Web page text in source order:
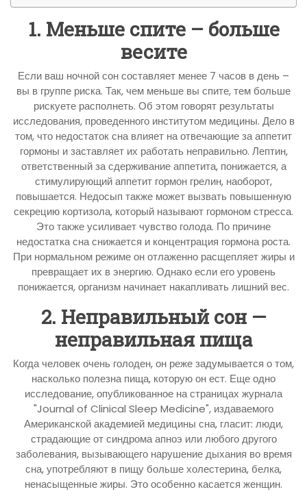
1. Меньше спите – больше
весите
Если ваш ночной сон составляет менее 7 часов в день –
вы в группе риска. Так, чем меньше вы спите, тем больше
рискуете располнеть. Об этом говорят результаты
исследования, проведенного институтом медицины. Дело в
том, что недостаток сна влияет на отвечающие за аппетит
гормоны и заставляет их работать неправильно. Лептин,
ответственный за сдерживание аппетита, понижается, а
стимулирующий аппетит гормон грелин, наоборот,
повышается. Недосып также может вызвать повышенную
секрецию кортизола, который называют гормоном стресса.
Это также усиливает чувство голода. По причине
недостатка сна снижается и концентрация гормона роста.
При нормальном режиме он отлаженно расщепляет жиры и
превращает их в энергию. Однако если его уровень
понижается, организм начинает накапливать лишний вес.
2. Неправильный сон —
неправильная пища
Когда человек очень голоден, он реже задумывается о том,
насколько полезна пища, которую он ест. Еще одно
исследование, опубликованное на страницах журнала
"Journal of Clinical Sleep Medicine", издаваемого
Американской академией медицины сна, гласит: люди,
страдающие от синдрома апноэ или любого другого
заболевания, вызывающего нарушение дыхания во время
сна, употребляют в пищу больше холестерина, белка,
ненасыщенные жиры. Это особенно касается женщин.